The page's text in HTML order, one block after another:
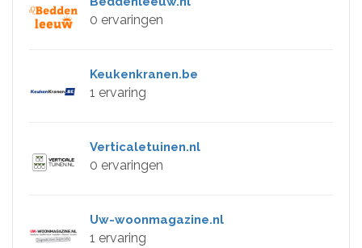
0 ervaringen
Keukenkranen.be
1 ervaring
Verticaletuinen.nl
0 ervaringen
Uw-woonmagazine.nl
1 ervaring